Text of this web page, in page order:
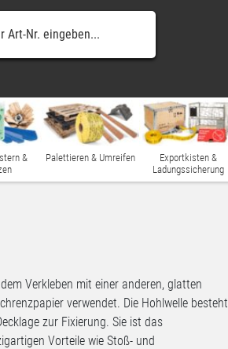
&
Palettieren & Umreifen
Exportkisten &
Ladungssicherung
Verkleben mit einer anderen, glatten
verwendet. Die Hohlwelle besteht
zur Fixierung. Sie ist das
Vorteile wie Stoß- und